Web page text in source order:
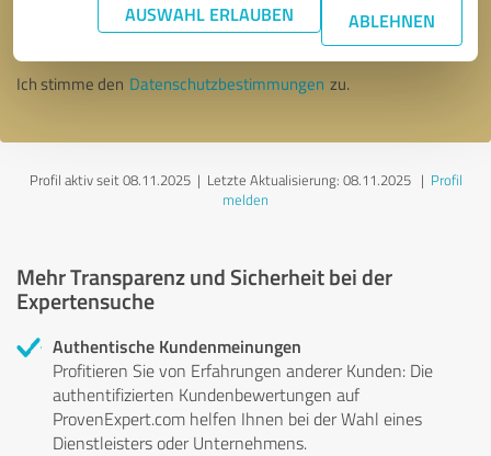
AUSWAHL ERLAUBEN ABLEHNEN
Nachricht senden
Ich stimme den Datenschutzbestimmungen zu.
Profil aktiv seit 08.11.2025 | Letzte Aktualisierung: 08.11.2025| Profil
melden
Mehr Transparenz und Sicherheit bei der
Expertensuche
Authentische Kundenmeinungen
Profitieren Sie von Erfahrungen anderer Kunden: Die
authentifizierten Kundenbewertungen auf
ProvenExpert.com helfen Ihnen bei der Wahl eines
Dienstleisters oder Unternehmens.